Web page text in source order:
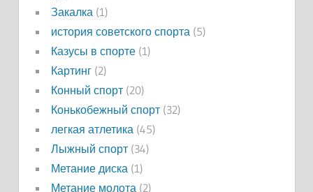
Закалка (1)
история советского спорта (5)
Казусы в спорте(1)
Картинг(2)
Конный спорт(20)
Конькобежный спорт(32)
легкая атлетика (45)
Лыжный спорт(34)
Метание диска (1)
Метание молота (2)